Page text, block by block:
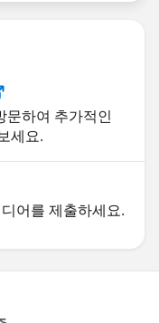
문하여 추가적인
세요.
어를 제출하세요.